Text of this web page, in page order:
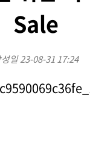
Sale
일23-08-31 17:24